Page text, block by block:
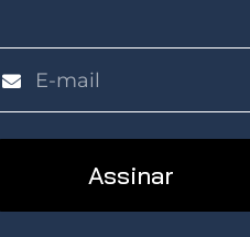
Assinar